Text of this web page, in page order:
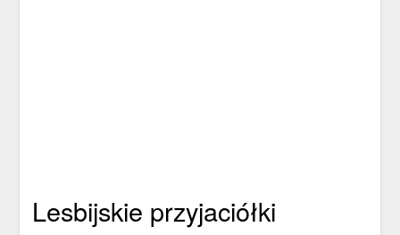
Lesbijskie przyjaciółki